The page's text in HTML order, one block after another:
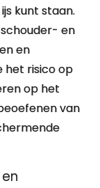
kunt staan.
en
en
het risico op
op het
van